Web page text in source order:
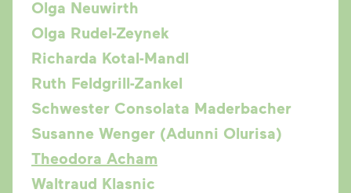
Olga Neuwirth
Olga Rudel-Zeynek
Richarda Kotal-Mandl
Ruth Feldgrill-Zankel
Schwester Consolata Maderbacher
Susanne Wenger (Adunni Olurisa)
Theodora Acham
Waltraud Klasnic